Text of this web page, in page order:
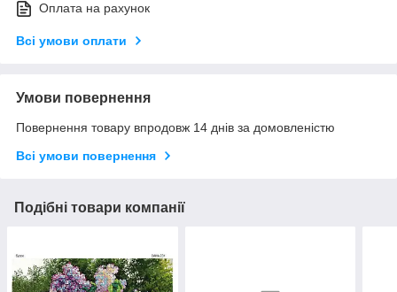
Оплата на рахунок
Всі умови оплати
Умови повернення
Повернення товару впродовж 14 днів за домовленістю
Всі умови повернення
Подібні товари компанії